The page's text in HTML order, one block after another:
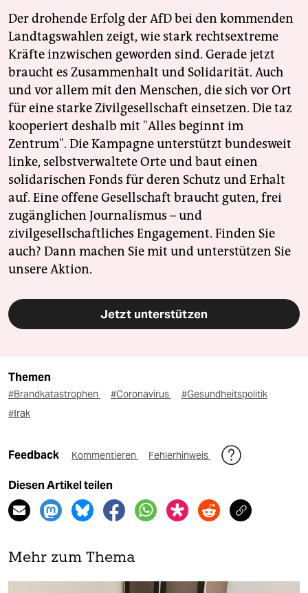
Der drohende Erfolg der AfD bei den kommenden
Landtagswahlen zeigt, wie stark rechtsextreme
Kräfte inzwischen geworden sind. Gerade jetzt
braucht es Zusammenhalt und Solidarität. Auch
und vor allem mit den Menschen, die sich vor Ort
für eine starke Zivilgesellschaft einsetzen. Die taz
kooperiert deshalb mit "Alles beginnt im
Zentrum". Die Kampagne unterstützt bundesweit
linke, selbstverwaltete Orte und baut einen
solidarischen Fonds für deren Schutz und Erhalt
auf. Eine offene Gesellschaft braucht guten, frei
zugänglichen Journalismus – und
zivilgesellschaftliches Engagement. Finden Sie
auch? Dann machen Sie mit und unterstützen Sie
unsere Aktion.
Jetzt unterstützen
Themen
#Brandkatastrophen #Coronavirus
#Gesundheitspolitik
#Irak
Feedback Kommentieren Fehlerhinweis
Diesen Artikel teilen
Mehr zum Thema